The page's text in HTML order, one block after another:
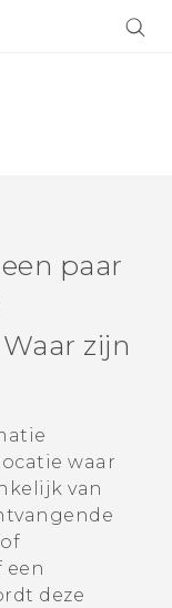
een paar
zijn
waar
van
een
deze